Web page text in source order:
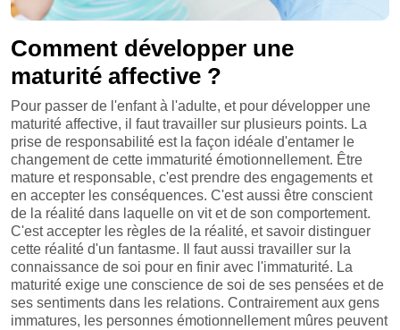
Comment développer une
maturité affective ?
Pour passer de l'enfant à l'adulte, et pour développer une
maturité affective, il faut travailler sur plusieurs points. La
prise de responsabilité est la façon idéale d'entamer le
changement de cette immaturité émotionnellement. Être
mature et responsable, c'est prendre des engagements et
en accepter les conséquences. C'est aussi être conscient
de la réalité dans laquelle on vit et de son comportement.
C'est accepter les règles de la réalité, et savoir distinguer
cette réalité d'un fantasme. Il faut aussi travailler sur la
connaissance de soi pour en finir avec l'immaturité. La
maturité exige une conscience de soi de ses pensées et de
ses sentiments dans les relations. Contrairement aux gens
immatures, les personnes émotionnellement mûres peuvent